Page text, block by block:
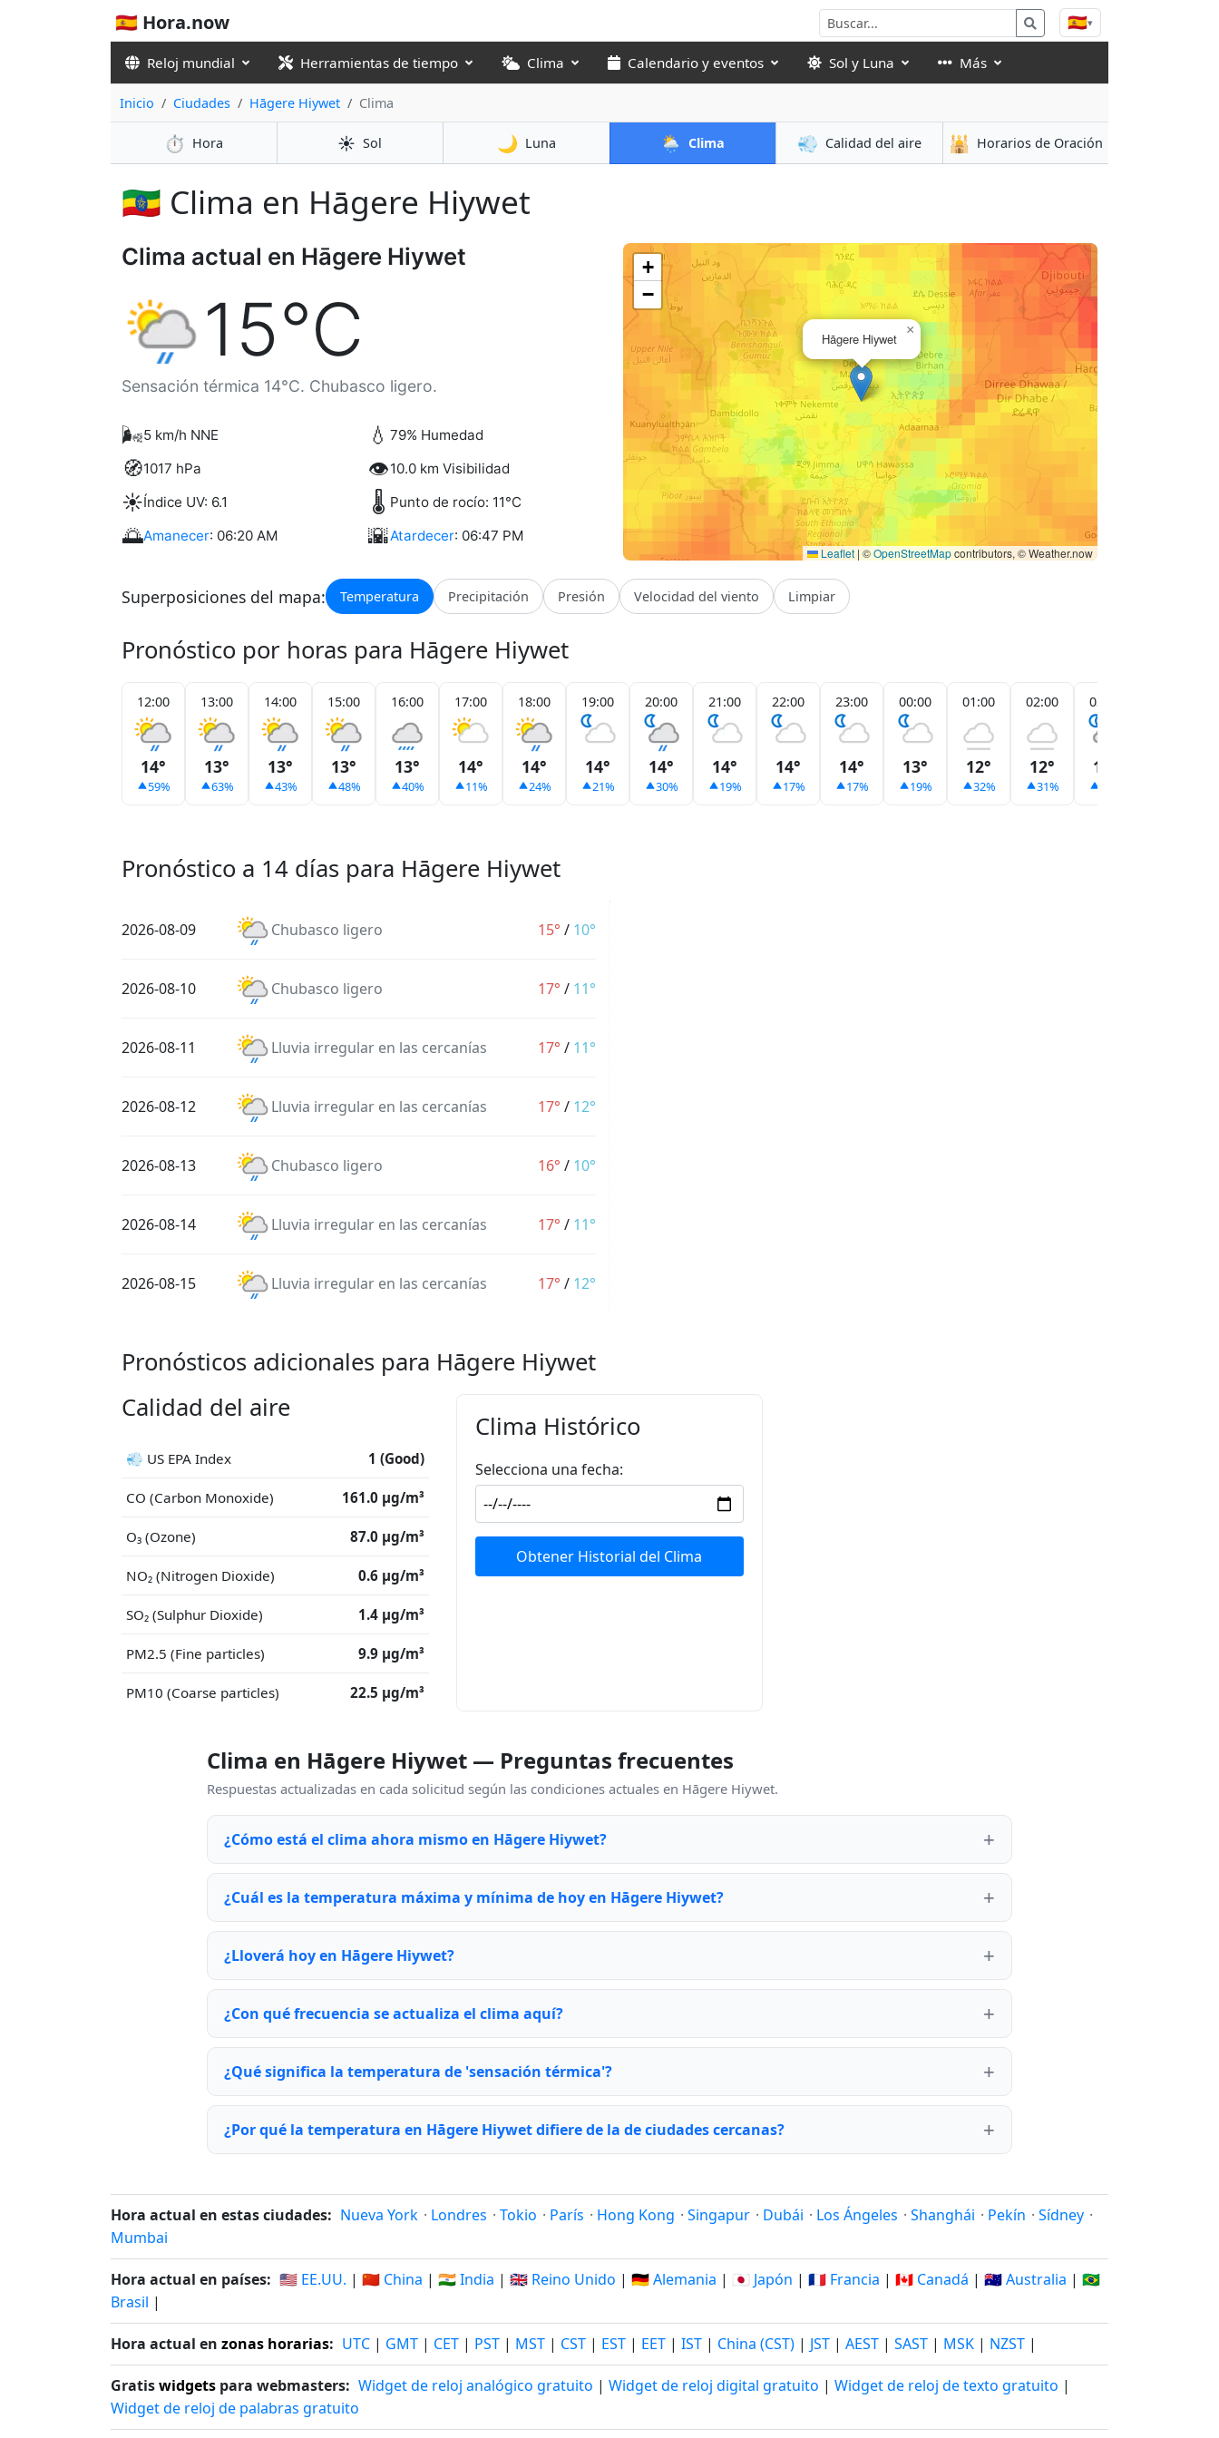
🇪🇸 Hora.now 🇪🇸▾
Reloj mundial Herramientas de tiempo Clima Calendario y eventos Sol y Luna Más
Inicio Ciudades Hāgere Hiywet Clima
⏱️ Hora ☀️ Sol 🌙 Luna 🌦️ Clima 💨 Calidad del aire 🕌 Horarios de Oración
🇪🇹 Clima en Hāgere Hiywet
Clima actual en Hāgere Hiywet
15°C
Sensación térmica 14°C. Chubasco ligero.
🌬️5 km/h NNE 💧 79% Humedad
🧭1017 hPa 👁️10.0 km Visibilidad
☀️Índice UV: 6.1 🌡️ Punto de rocío: 11°C
🌅Amanecer: 06:20 AM 🌇Atardecer: 06:47 PM
Hāgere Hiywet
×
+
−
Leaflet | ©OpenStreetMapcontributors, © Weather.now
Superposiciones del mapa: Temperatura Precipitación Presión Velocidad del viento Limpiar
Pronóstico por horas para Hāgere Hiywet
12:00
14°
59%
13:00
13°
63%
14:00
13°
43%
15:00
13°
48%
16:00
13°
40%
17:00
14°
11%
18:00
14°
24%
19:00
14°
21%
20:00
14°
30%
21:00
14°
19%
22:00
14°
17%
23:00
14°
17%
00:00
13°
19%
01:00
12°
32%
02:00
12°
31%
03:00
11°
Pronóstico a 14 días para Hāgere Hiywet
2026-08-09 Chubasco ligero 15° / 10°
2026-08-10 Chubasco ligero 17° / 11°
2026-08-11 Lluvia irregular en las cercanías 17° / 11°
2026-08-12 Lluvia irregular en las cercanías 17° / 12°
2026-08-13 Chubasco ligero 16° / 10°
2026-08-14 Lluvia irregular en las cercanías 17° / 11°
2026-08-15 Lluvia irregular en las cercanías 17° / 12°
Pronósticos adicionales para Hāgere Hiywet
Calidad del aire
💨 US EPA Index 1 (Good)
CO (Carbon Monoxide) 161.0 μg/m³
O₃ (Ozone) 87.0 μg/m³
NO₂ (Nitrogen Dioxide) 0.6 μg/m³
SO₂ (Sulphur Dioxide) 1.4 μg/m³
PM2.5 (Fine particles) 9.9 μg/m³
PM10 (Coarse particles) 22.5 μg/m³
Clima Histórico
Selecciona una fecha:
Obtener Historial del Clima
Clima en Hāgere Hiywet — Preguntas frecuentes
Respuestas actualizadas en cada solicitud según las condiciones actuales en Hāgere Hiywet.
¿Cómo está el clima ahora mismo en Hāgere Hiywet?
¿Cuál es la temperatura máxima y mínima de hoy en Hāgere Hiywet?
¿Lloverá hoy en Hāgere Hiywet?
¿Con qué frecuencia se actualiza el clima aquí?
¿Qué significa la temperatura de 'sensación térmica'?
¿Por qué la temperatura en Hāgere Hiywet difiere de la de ciudades cercanas?
Hora actual en estas ciudades: Nueva York · Londres · Tokio · París · Hong Kong · Singapur · Dubái · Los Ángeles · Shanghái · Pekín · Sídney ·
Mumbai
Hora actual en países: 🇺🇸 EE.UU. | 🇨🇳 China | 🇮🇳 India | 🇬🇧 Reino Unido | 🇩🇪 Alemania | 🇯🇵 Japón | 🇫🇷 Francia | 🇨🇦 Canadá | 🇦🇺 Australia | 🇧🇷
Brasil |
Hora actual en zonas horarias: UTC | GMT | CET | PST | MST | CST | EST | EET | IST | China (CST) | JST | AEST | SAST | MSK | NZST |
Gratiswidgets para webmasters: Widget de reloj analógico gratuito | Widget de reloj digital gratuito | Widget de reloj de texto gratuito |
Widget de reloj de palabras gratuito